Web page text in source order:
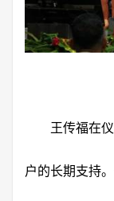
王传福在
户的长期支持